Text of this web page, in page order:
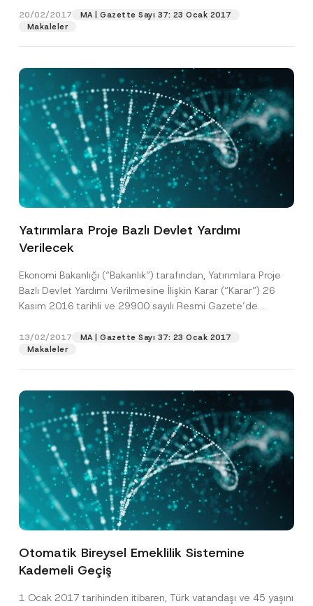
20/02/2017
MA | Gazette Sayı 37: 23 Ocak 2017
Makaleler
Yatırımlara Proje Bazlı Devlet Yardımı
Verilecek
Ekonomi Bakanlığı (“Bakanlık”) tarafından, Yatırımlara Proje
Bazlı Devlet Yardımı Verilmesine İlişkin Karar (“Karar”) 26
Kasım 2016 tarihli ve 29900 sayılı Resmi Gazete’de
13/02/2017
MA | Gazette Sayı 37: 23 Ocak 2017
Makaleler
Otomatik Bireysel Emeklilik Sistemine
Kademeli Geçiş
1 Ocak 2017 tarihinden itibaren, Türk vatandaşı ve 45 yaşını
v
a
y
o
t
c
e
*
A
p
v
*
Bu iletişim formunu göndererek,aydınlatma
metni
GÖNDER